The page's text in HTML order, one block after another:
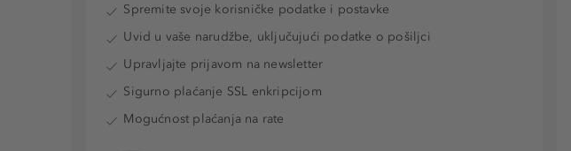
Spremite svoje korisničke podatke i postavke
Uvid u vaše narudžbe, uključujući podatke o pošiljci
Upravljajte prijavom na newsletter
Sigurno plaćanje SSL enkripcijom
Mogućnost plaćanja na rate